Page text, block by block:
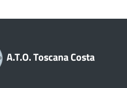
A.T.O. Toscana Costa